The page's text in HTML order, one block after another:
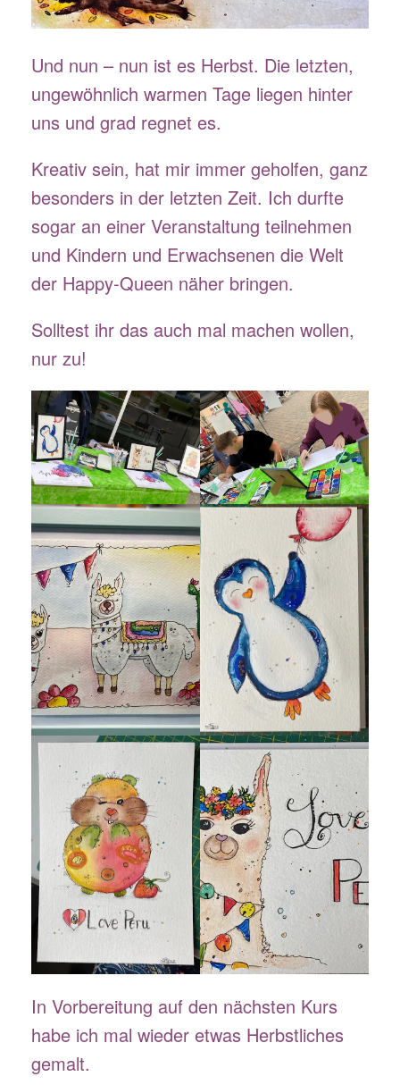
Und nun – nun ist es Herbst. Die letzten,
ungewöhnlich warmen Tage liegen hinter
uns und grad regnet es.
Kreativ sein, hat mir immer geholfen, ganz
besonders in der letzten Zeit. Ich durfte
sogar an einer Veranstaltung teilnehmen
und Kindern und Erwachsenen die Welt
der Happy-Queen näher bringen.
Solltest ihr das auch mal machen wollen,
nur zu!
In Vorbereitung auf den nächsten Kurs
habe ich mal wieder etwas Herbstliches
gemalt.